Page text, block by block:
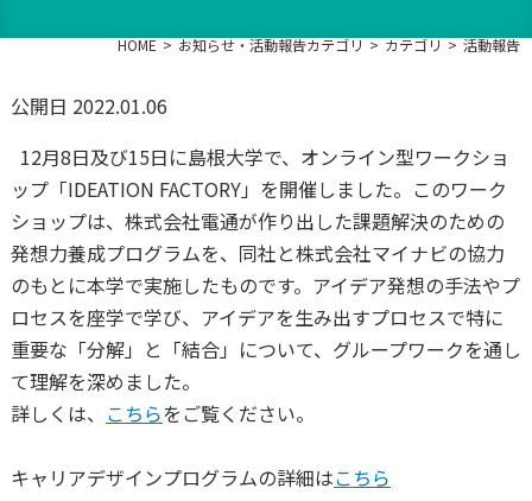
HOME お知らせ・活動報告カテゴリ カテゴリ 活動報告
公開日 2022.01.06
12月8日及び15日に島根大学で、オンライン型ワークショ
ップ「IDEATION FACTORY」を開催しました。このワーク
ショップは、株式会社電通が作り出した課題解決のための
発想力養成プログラムを、同社と株式会社マイナビの協力
のもとに本学で実施したものです。アイデア発想の手法やプ
ロセスを座学で学び、アイデアを生み出すプロセスで特に
重要な「分解」と「結合」について、グループワークを通し
て理解を深めました。
詳しくは、 こちらをご覧ください。
キャリアデザインプログラムの詳細はこちら